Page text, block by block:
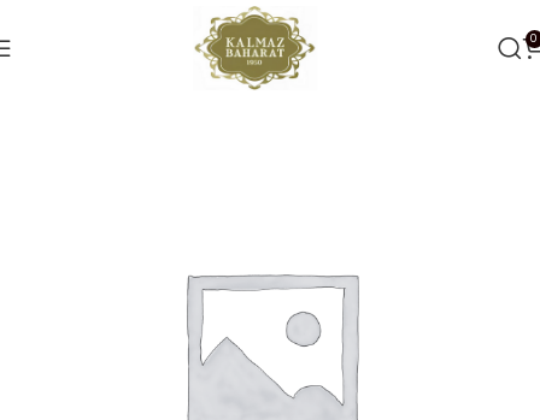
0
Baharatlar Toz Baharatlar